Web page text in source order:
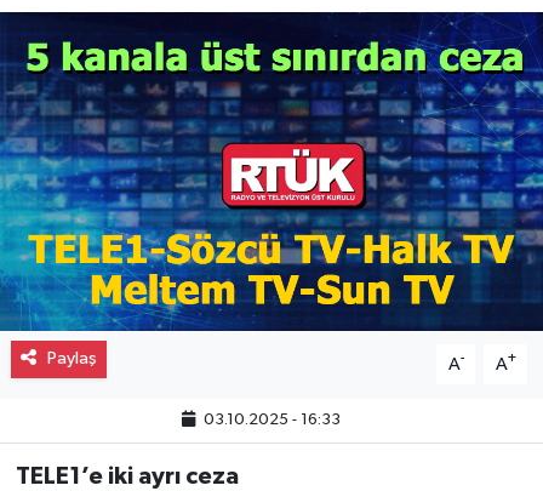
Paylaş A- A+
03.10.2025 - 16:33
TELE1’e iki ayrı ceza
Gayrimenkul
Spor
Eğitim